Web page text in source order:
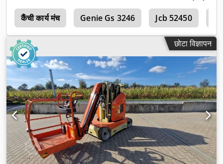
कैंची कार्य मंच Genie Gs 3246 Jcb 52450
छोटा विज्ञापन